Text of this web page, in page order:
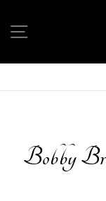
Open
content
SITE
Bobby